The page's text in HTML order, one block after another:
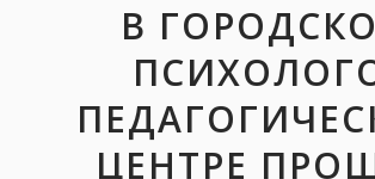
В
ЦЕНТРЕ